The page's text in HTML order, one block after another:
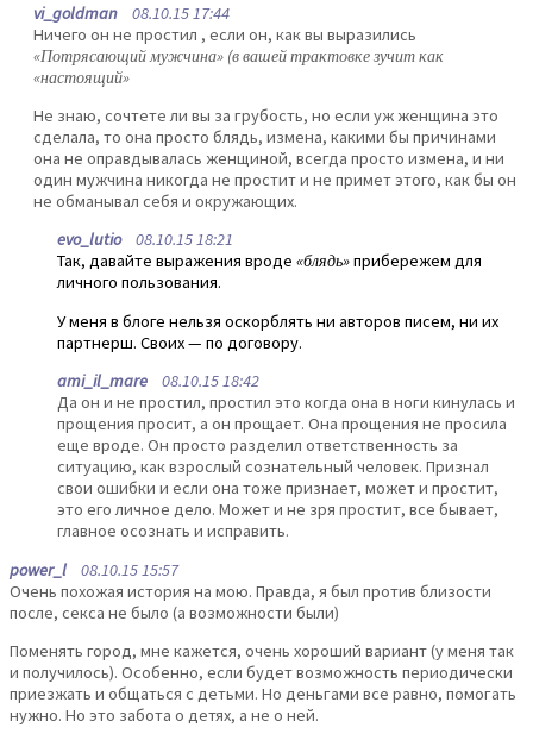
vi_goldman 08.10.15 17:44
Ничего он не простил , если он, как вы выразились
«Потрясающий мужчина» (в вашей трактовке зучит как
«настоящий»
Не знаю, сочтете ли вы за грубость, но если уж женщина это
сделала, то она просто блядь, измена, какими бы причинами
она не оправдывалась женщиной, всегда просто измена, и ни
один мужчина никогда не простит и не примет этого, как бы он
не обманывал себя и окружающих.
evo_lutio08.10.15 18:21
Так, давайте выражения вроде «блядь»прибережем для
личного пользования.
У меня в блоге нельзя оскорблять ни авторов писем, ни их
партнерш. Своих — по договору.
ami_il_mare 08.10.15 18:42
Да он и не простил, простил это когда она в ноги кинулась и
прощения просит, а он прощает. Она прощения не просила
еще вроде. Он просто разделил ответственность за
ситуацию, как взрослый сознательный человек. Признал
свои ошибки и если она тоже признает, может и простит,
это его личное дело. Может и не зря простит, все бывает,
главное осознать и исправить.
power_l 08.10.15 15:57
Очень похожая история на мою. Правда, я был против близости
после, секса не было (а возможности были)
Поменять город, мне кажется, очень хороший вариант (у меня так
и получилось). Особенно, если будет возможность периодически
приезжать и общаться с детьми. Но деньгами все равно, помогать
нужно. Но это забота о детях, а не о ней.